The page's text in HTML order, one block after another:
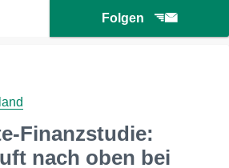
Folgen
Finanzstudie:
nach oben bei